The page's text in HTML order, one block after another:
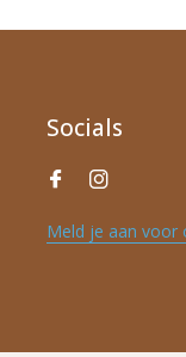
Socials
Meld je aan voor